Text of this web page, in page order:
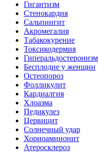
Гигантизм
Стенокардия
Сальпингит
Акромегалия
Табакокурение
Токсикодермия
Гиперальдостеронизм
Бесплодие у женщин
Остеопороз
Фолликулит
Кардиалгия
Хлоазма
Педикулез
Цервицит
Солнечный удар
Хориоамнионит
Атеросклероз